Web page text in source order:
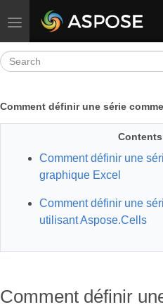
Toggle navigation
Comment définir une série
Contents
Comment définir une
graphique Excel
Comment définir une
utilisant Aspose.Cells
Comment définir